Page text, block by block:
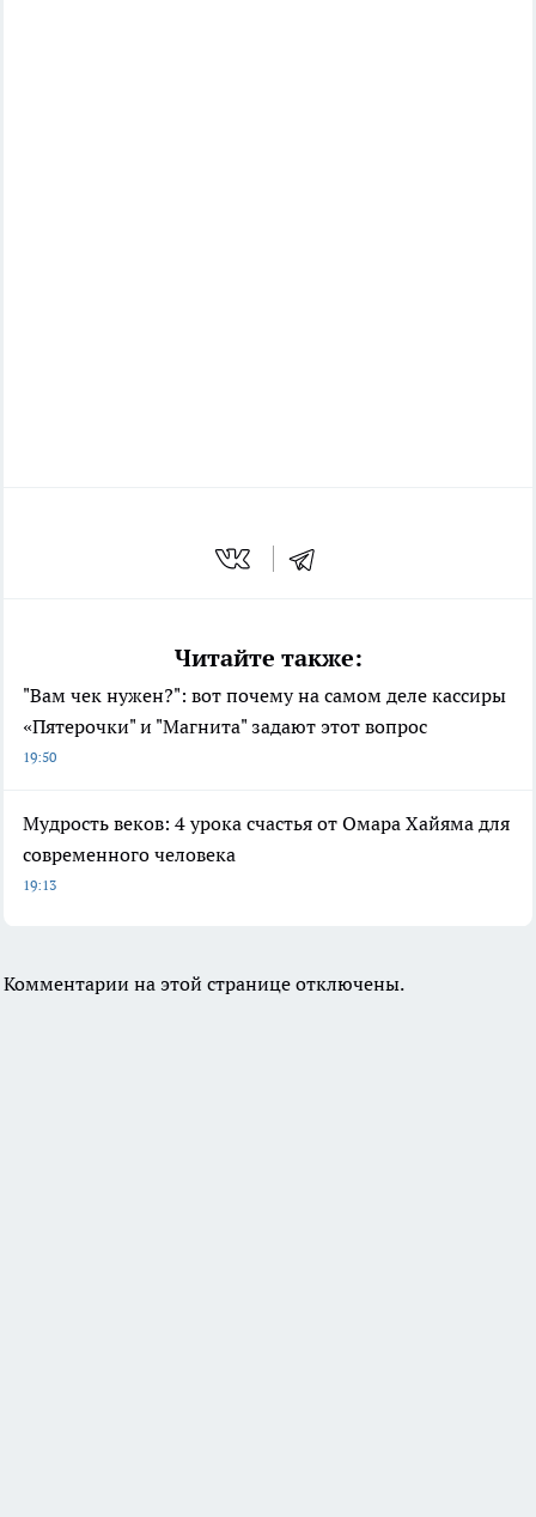
Читайте также:
"Вам чек нужен?": вот почему на самом деле кассиры
«Пятерочки" и "Магнита" задают этот вопрос
19:50
Мудрость веков: 4 урока счастья от Омара Хайяма для
современного человека
19:13
Комментарии на этой странице отключены.